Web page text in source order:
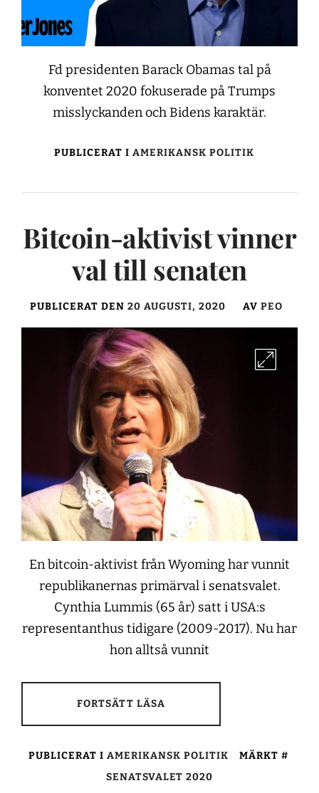
Fd presidenten Barack Obamas tal på
konventet 2020 fokuserade på Trumps
misslyckanden och Bidens karaktär.
PUBLICERAT I AMERIKANSK POLITIK
Bitcoin-aktivist vinner
val till senaten
PUBLICERAT DEN 20 AUGUSTI, 2020 AV PEO
En bitcoin-aktivist från Wyoming har vunnit
republikanernas primärval i senatsvalet.
Cynthia Lummis (65 år) satt i USA:s
representanthus tidigare (2009-2017). Nu har
hon alltså vunnit
FORTSÄTT LÄSA
PUBLICERAT I AMERIKANSK POLITIK
MÄRKT
SENATSVALET 2020